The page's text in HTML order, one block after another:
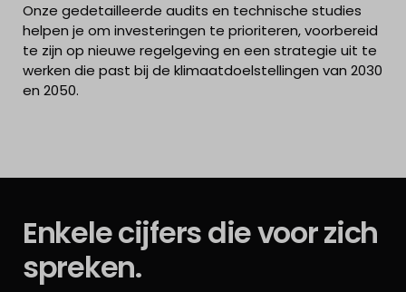
Onze gedetailleerde audits en technische studies
helpen je om investeringen te prioriteren, voorbereid
te zijn op nieuwe regelgeving en een strategie uit te
werken die past bij de klimaatdoelstellingen van 2030
en 2050.
Enkele cijfers die voor zich
spreken.